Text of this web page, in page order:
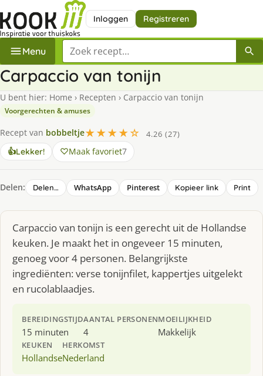
Inloggen Registreren
Menu Zoek een recept
Carpaccio van tonijn
U bent hier: Home › Recepten › Carpaccio van tonijn
Voorgerechten & amuses
Recept van bobbeltje★★★★☆
4.26 (27)
👍Lekker! Maak favoriet7
Delen: Delen… WhatsApp Pinterest Kopieer link Print
Carpaccio van tonijn is een gerecht uit de Hollandse
keuken. Je maakt het in ongeveer 15 minuten,
genoeg voor 4 personen. Belangrijkste
ingrediënten: verse tonijnfilet, kappertjes uitgelekt
en rucolablaadjes.
BEREIDINGSTIJD
15 minuten
AANTAL PERSONEN
4
MOEILIJKHEID
Makkelijk
KEUKEN
Hollandse
HERKOMST
Nederland